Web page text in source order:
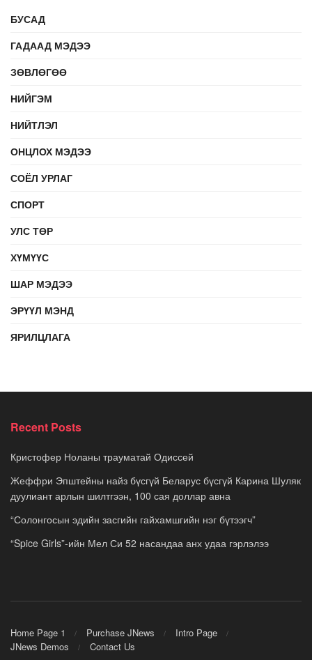
БУСАД
ГАДААД МЭДЭЭ
ЗӨВЛӨГӨӨ
НИЙГЭМ
НИЙТЛЭЛ
ОНЦЛОХ МЭДЭЭ
СОЁЛ УРЛАГ
СПОРТ
УЛС ТӨР
ХҮМҮҮС
ШАР МЭДЭЭ
ЭРҮҮЛ МЭНД
ЯРИЛЦЛАГА
Recent Posts
Кристофер Ноланы трауматай Одиссей
Жеффри Эпштейны найз бүсгүй Беларус бүсгүй Карина Шуляк
дуулиант арлын шилтгээн, 100 сая доллар авна
“Солонгосын эдийн засгийн гайхамшгийн нэг бүтээгч”
“Spice Girls”-ийн Мел Си 52 насандаа анх удаа гэрлэлээ
Home Page 1 Purchase JNews
Intro Page
JNews Demos
Contact Us